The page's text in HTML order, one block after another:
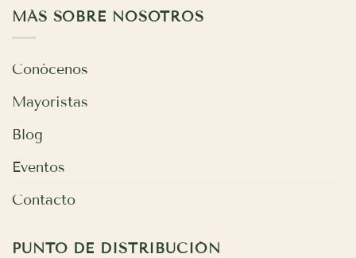
MÁS SOBRE NOSOTROS
Conócenos
Mayoristas
Blog
Eventos
Contacto
PUNTO DE DISTRIBUCIÓN